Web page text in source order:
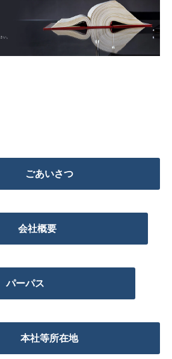
ごあいさつ
会社概要
パーパス
本社等所在地